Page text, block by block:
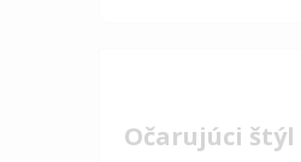
Očarujúci štýl